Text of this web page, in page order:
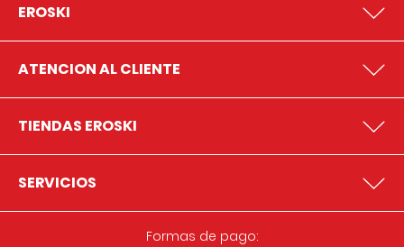
EROSKI
ATENCION AL CLIENTE
TIENDAS EROSKI
SERVICIOS
Formas de pago: